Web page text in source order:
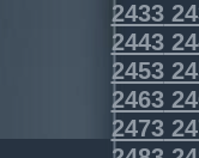
2433
2443
2453
2463
2473